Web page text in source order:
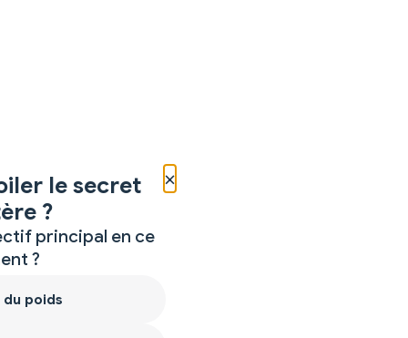
×
le secret
?
principal en ce
?
poids